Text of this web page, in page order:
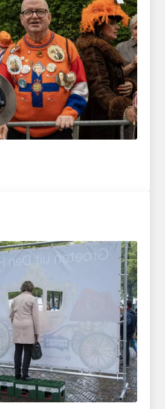
Koetsen en Toetsen